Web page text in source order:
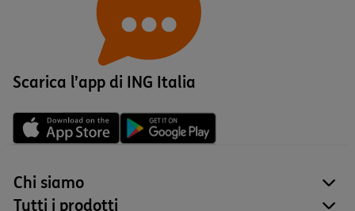
Scarica l’app di ING Italia
Chi siamo
Tutti i prodotti